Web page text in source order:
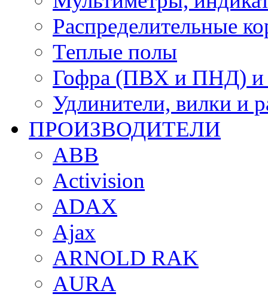
Распределительные
Теплые полы
Гофра (ПВХ и ПНД) и
Удлинители, вилки и
ПРОИЗВОДИТЕЛИ
ABB
Activision
ADAX
Ajax
ARNOLD RAK
AURA